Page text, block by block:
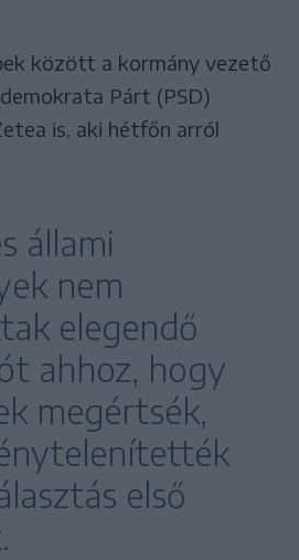
között a kormány vezető
Párt (PSD)
is, aki hétfőn arról
állami
nem
elegendő
ahhoz, hogy
megértsék,
első